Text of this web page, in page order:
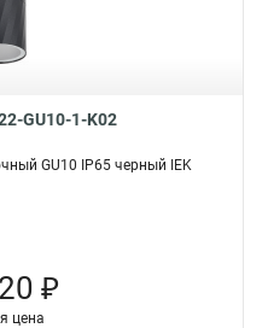
GU10-1-K02
GU10 IP65 черный IEK
₽
цена